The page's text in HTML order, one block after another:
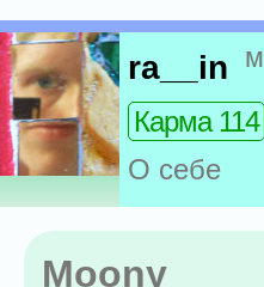
ra__in м
Карма 114
О себе
Moony